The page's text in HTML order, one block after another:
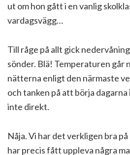
ut om hon gått i en vanlig
vardagsvägg…
Till råge på allt gick
sönder. Blä! Temperaturen går
nätterna enligt den närmaste
och tanken på att börja
inte direkt.
Nåja. Vi har det verkligen bra
har precis fått uppleva några